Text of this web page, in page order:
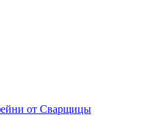
от Сварщицы